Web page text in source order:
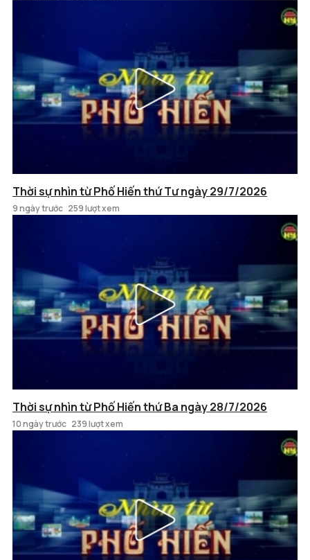
Thời sự nhìn từ Phố Hiến thứ Tư ngày 29/7/2026
9 ngày trước 259 lượt xem
Thời sự nhìn từ Phố Hiến thứ Ba ngày 28/7/2026
10 ngày trước 239 lượt xem